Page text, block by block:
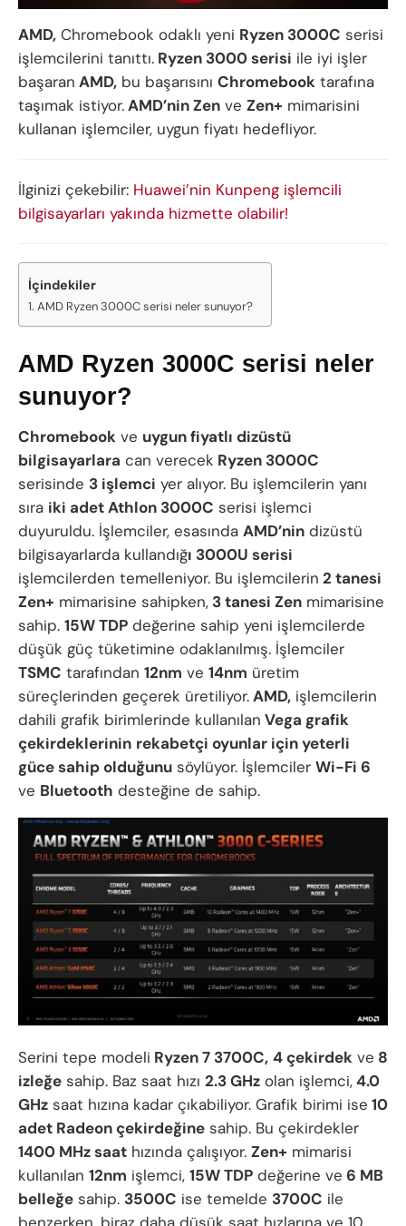
AMD, Chromebook odaklı yeni Ryzen 3000C serisi
işlemcilerini tanıttı. Ryzen 3000 serisi ile iyi işler
başaran AMD, bu başarısını Chromebook tarafına
taşımak istiyor.AMD’nin Zen ve Zen+ mimarisini
kullanan işlemciler, uygun fiyatı hedefliyor.
İlginizi çekebilir: Huawei’nin Kunpeng işlemcili
bilgisayarları yakında hizmette olabilir!
İçindekiler
AMD Ryzen 3000C serisi neler sunuyor?
AMD Ryzen 3000C serisi neler
sunuyor?
Chromebook ve uygun fiyatlı dizüstü
bilgisayarlara can verecek Ryzen 3000C
serisinde 3 işlemci yer alıyor. Bu işlemcilerin yanı
sıra iki adet Athlon 3000C serisi işlemci
duyuruldu. İşlemciler, esasında AMD’nin dizüstü
bilgisayarlarda kullandığı 3000U serisi
işlemcilerden temelleniyor. Bu işlemcilerin 2 tanesi
Zen+ mimarisine sahipken, 3 tanesi Zen mimarisine
sahip. 15W TDP değerine sahip yeni işlemcilerde
düşük güç tüketimine odaklanılmış. İşlemciler
TSMC tarafından 12nm ve 14nm üretim
süreçlerinden geçerek üretiliyor.AMD, işlemcilerin
dahili grafik birimlerinde kullanılan Vega grafik
çekirdeklerinin rekabetçi oyunlar için yeterli
güce sahip olduğunu söylüyor. İşlemciler Wi-Fi 6
ve Bluetooth desteğine de sahip.
Serini tepe modeli Ryzen 7 3700C, 4 çekirdek ve 8
izleğe sahip. Baz saat hızı 2.3 GHz olan işlemci,4.0
GHz saat hızına kadar çıkabiliyor. Grafik birimi ise 10
adet Radeon çekirdeğine sahip. Bu çekirdekler
1400 MHz saat hızında çalışıyor. Zen+ mimarisi
kullanılan 12nm işlemci, 15W TDP değerine ve 6 MB
belleğe sahip. 3500C ise temelde 3700C ile